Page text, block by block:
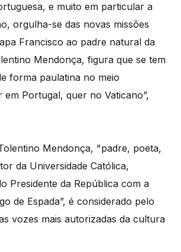
e muito em particular a
orgulha-se das novas missões
Francisco ao padre natural da
Mendonça, figura que se tem
forma paulatina no meio
em Portugal, quer no Vaticano”,
Mendonça, "padre, poeta,
da Universidade Católica,
Presidente da República com a
de Espada”, é considerado pelo
vozes mais autorizadas da cultura